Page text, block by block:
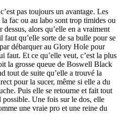
pas toujours un avantage. Les
fac ou au labo sont trop timides ou
alors qu’elle en a vraiment
faut qu’elle sorte de sa bulle pour se
débarquer au Glory Hole pour
faut. Et ce qu’elle veut, c’est la plus
la grosse queue de Boswell Black
tout de suite qu’elle a trouvé la
pour la sucer, même si elle a du
Puis elle se retourne et fait tout
Une fois sur le dos, elle
une vraie pro et une reine du